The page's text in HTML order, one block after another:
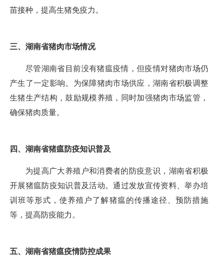
苗接种，提高生猪免疫力。
三、湖南省猪肉市场情况
尽管湖南省目前没有猪瘟疫情，但疫情对猪肉市场仍
产生了一定影响。为保障猪肉市场供应，湖南省积极调整
生猪生产结构，鼓励规模养殖，同时加强猪肉市场监管，
确保猪肉质量。
四、湖南省猪瘟防疫知识普及
为提高广大养殖户和消费者的防疫意识，湖南省积极
开展猪瘟防疫知识普及活动。通过发放宣传资料、举办培
训班等形式，使养殖户了解猪瘟的传播途径、预防措施
等，提高防疫能力。
五、湖南省猪瘟疫情防控成果